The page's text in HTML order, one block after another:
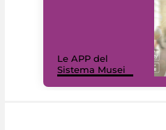
Le APP del
Sistema Musei